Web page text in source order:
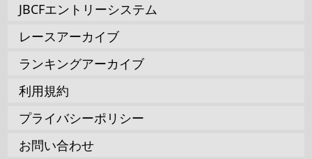
JBCFエントリーシステム
レースアーカイブ
ランキングアーカイブ
利用規約
プライバシーポリシー
お問い合わせ